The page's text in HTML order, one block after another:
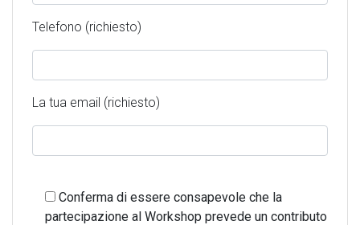
Telefono (richiesto)
La tua email (richiesto)
Conferma di essere consapevole che la
partecipazione al Workshop prevede un contributo